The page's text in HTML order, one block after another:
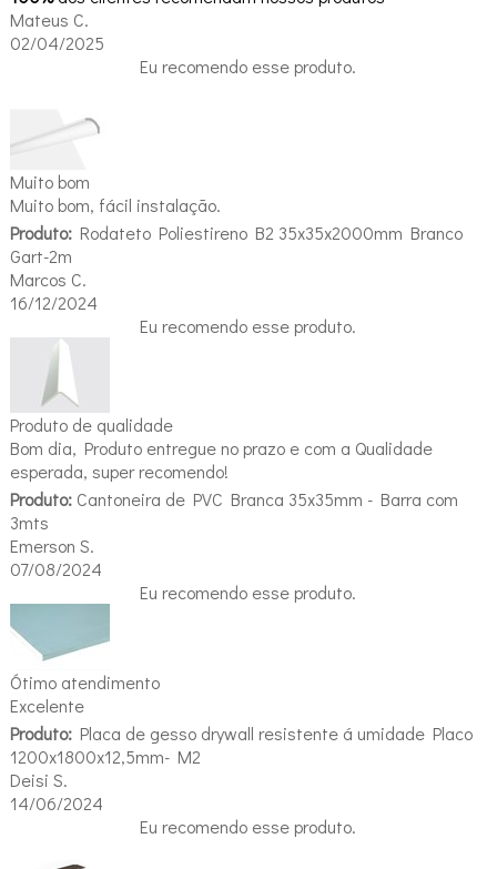
Mateus C.
02/04/2025
Eu recomendo esse produto.
Muito bom
Muito bom, fácil instalação.
Produto:Rodateto Poliestireno B2 35x35x2000mm Branco
Gart-2m
Marcos C.
16/12/2024
Eu recomendo esse produto.
Produto de qualidade
Bom dia, Produto entregue no prazo e com a Qualidade
esperada, super recomendo!
Produto:Cantoneira de PVC Branca 35x35mm - Barra com
3mts
Emerson S.
07/08/2024
Eu recomendo esse produto.
Ótimo atendimento
Excelente
Produto:Placa de gesso drywall resistente á umidade Placo
1200x1800x12,5mm- M2
Deisi S.
14/06/2024
Eu recomendo esse produto.